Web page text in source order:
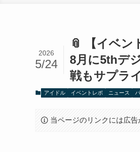
📎 【イベン
8月に5thデ
戦もサプラ
2026
5/24
アイドル イベントレポ ニュース
当ページのリンクには広告